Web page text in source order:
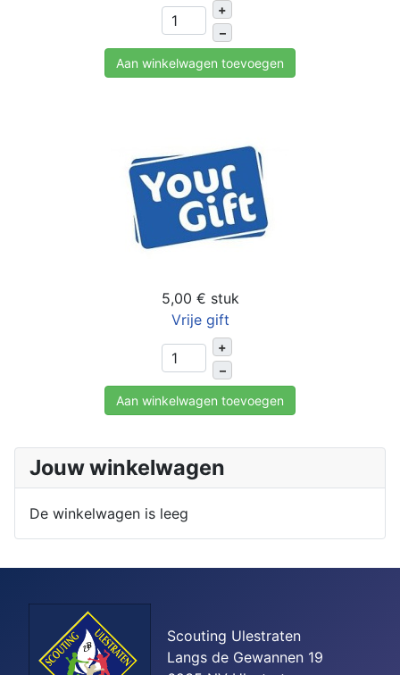
+
–
Aan winkelwagen toevoegen
5,00 € stuk
Vrije gift
+
–
Aan winkelwagen toevoegen
Jouw winkelwagen
De winkelwagen is leeg
Scouting Ulestraten
Langs de Gewannen 19